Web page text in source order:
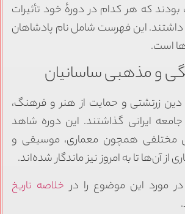
که هر کدام در دورهٔ خود تأثیرات
داشتند. این فهرست شامل نام پادشاهان
است.
و مذهبی ساسانیان
دین زرتشتی و حمایت از هنر و فرهنگ،
ایرانی گذاشتند. این دوره شاهد
مختلفی همچون معماری، موسیقی و
از آن‌ها تا به امروز نیز ماندگار شده‌اند.
در مورد این موضوع را در خلاصه تاریخ